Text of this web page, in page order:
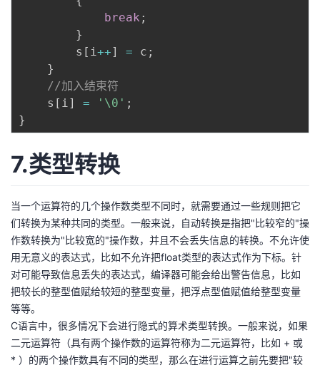
break ;
}
        s
[ i ++] = c ;
}
//加入结束符
    s
[ i ] = '\0' ;
}
7.类型转换
当一个运算符的几个操作数类型不同时，就需要通过一些规则把它
们转换为某种共同的类型。一般来说，自动转换是指把"比较窄的"操
作数转换为"比较宽的"操作数，并且不会丢失信息的转换。不允许使
用无意义的表达式，比如不允许把float类型的表达式作为下标。针
对可能导致信息丢失的表达式，编译器可能会给出警告信息，比如
把较长的整型值赋给较短的整型变量，把浮点型值赋值给整型变量
等等。
C语言中，很多情况下会进行隐式的算术类型转换。一般来说，如果
二元运算符（具有两个操作数的运算符称为二元运算符，比如 + 或
* ）的两个操作数具有不同的类型，那么在进行运算之前先要把"较